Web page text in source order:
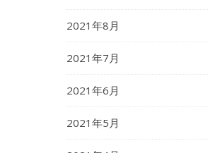
2021年8月
2021年7月
2021年6月
2021年5月